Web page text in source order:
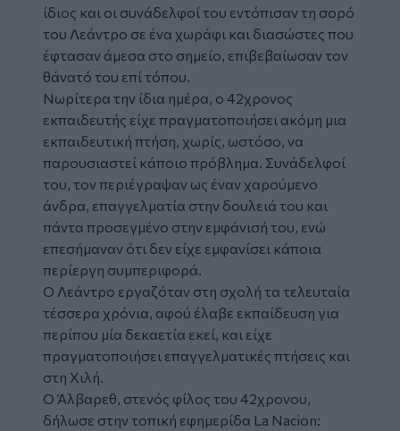
ίδιος και οι συνάδελφοί του εντόπισαν τη σορό
του Λεάντρο σε ένα χωράφι και διασώστες που
έφτασαν άμεσα στο σημείο, επιβεβαίωσαν τον
θάνατό του επί τόπου.
Νωρίτερα την ίδια ημέρα, ο 42χρονος
εκπαιδευτής είχε πραγματοποιήσει ακόμη μια
εκπαιδευτική πτήση, χωρίς, ωστόσο, να
παρουσιαστεί κάποιο πρόβλημα. Συνάδελφοί
του, τον περιέγραψαν ως έναν χαρούμενο
άνδρα, επαγγελματία στην δουλειά του και
πάντα προσεγμένο στην εμφάνισή του, ενώ
επεσήμαναν ότι δεν είχε εμφανίσει κάποια
περίεργη συμπεριφορά.
Ο Λεάντρο εργαζόταν στη σχολή τα τελευταία
τέσσερα χρόνια, αφού έλαβε εκπαίδευση για
περίπου μία δεκαετία εκεί, και είχε
πραγματοποιήσει επαγγελματικές πτήσεις και
στη Χιλή.
Ο Άλβαρεθ, στενός φίλος του 42χρονου,
δήλωσε στην τοπική εφημερίδα La Nacion: